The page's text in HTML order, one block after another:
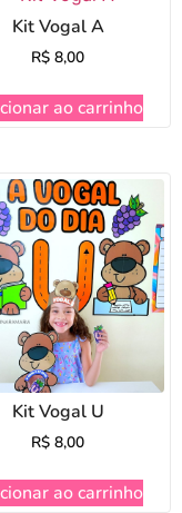
Kit Vogal A
R$ 8,00
ao carrinho
Kit Vogal U
R$ 8,00
ao carrinho